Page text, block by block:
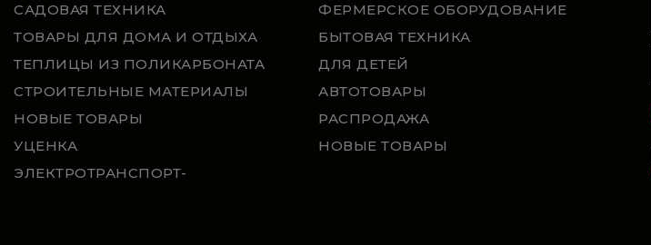
САДОВАЯ ТЕХНИКА
ФЕРМЕРСКОЕ ОБОРУДОВАНИЕ
ТОВАРЫ ДЛЯ ДОМА И ОТДЫХА
БЫТОВАЯ ТЕХНИКА
ТЕПЛИЦЫ ИЗ ПОЛИКАРБОНАТА
ДЛЯ ДЕТЕЙ
СТРОИТЕЛЬНЫЕ МАТЕРИАЛЫ
АВТОТОВАРЫ
НОВЫЕ ТОВАРЫ
РАСПРОДАЖА
УЦЕНКА
НОВЫЕ ТОВАРЫ
ЭЛЕКТРОТРАНСПОРТ-